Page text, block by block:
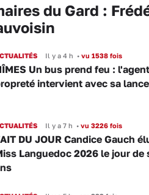
du Gard :
Il y a 4 h •vu 1538 fois
Un bus prend feu :
intervient avec sa lance
Il y a 7 h •vu 3226 fois
DU JOUR Candice Gauch
Languedoc 2026 le jour de